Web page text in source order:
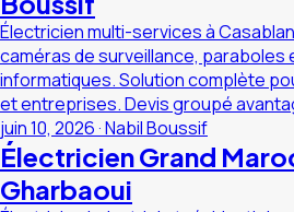
Électricien multi-services à
caméras de surveillance, paraboles
informatiques. Solution complète
et entreprises. Devis groupé
juin 10, 2026·Nabil Boussif
Électricien Grand
Gharbaoui